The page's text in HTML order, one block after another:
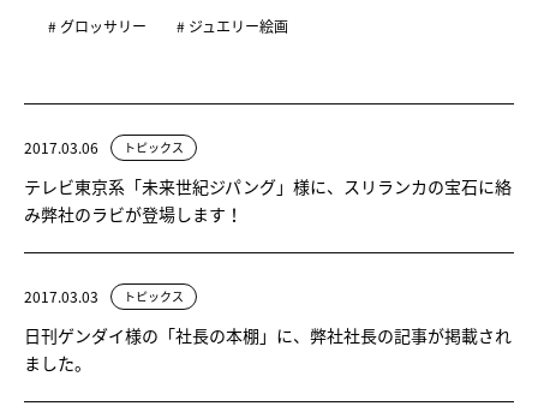
# グロッサリー # ジュエリー絵画
2017.03.06 トピックス
テレビ東京系「未来世紀ジパング」様に、スリランカの宝石に絡
み弊社のラビが登場します！
2017.03.03 トピックス
日刊ゲンダイ様の「社長の本棚」に、弊社社長の記事が掲載され
ました。